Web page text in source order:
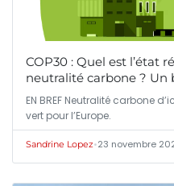
COP30 : Quel est l’état
neutralité carbone ?
EN BREF Neutralité carbone
vert pour l’Europe.
Sandrine Lopez•23 novembre